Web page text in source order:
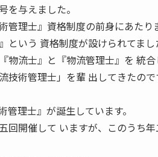
を与えました。
理士』資格制度の前身にあたり
いう 資格制度が設けられてまし
物流士』と『物流管理士』を 統
技術管理士」を輩 出してきたの
理士』が誕生しています。
回開催して いますが、このうち